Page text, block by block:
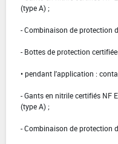
(type A) ;
- Combinaison de protection
- Bottes de protection
• pendant l'application :
- Gants en nitrile certifiés NF
(type A) ;
- Combinaison de protection